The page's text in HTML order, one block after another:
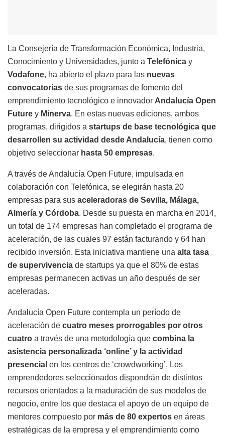
La Consejería de Transformación Económica, Industria,
Conocimiento y Universidades, junto a Telefónica y
Vodafone, ha abierto el plazo para las nuevas
convocatorias de sus programas de fomento del
emprendimiento tecnológico e innovador Andalucía Open
Future y Minerva. En estas nuevas ediciones, ambos
programas, dirigidos a startups de base tecnológica que
desarrollen su actividad desde Andalucía, tienen como
objetivo seleccionar hasta 50 empresas.
A través de Andalucía Open Future, impulsada en
colaboración con Telefónica, se elegirán hasta 20
empresas para sus aceleradoras de Sevilla, Málaga,
Almería y Córdoba. Desde su puesta en marcha en 2014,
un total de 174 empresas han completado el programa de
aceleración, de las cuales 97 están facturando y 64 han
recibido inversión. Esta iniciativa mantiene una alta tasa
de supervivencia de startups ya que el 80% de estas
empresas permanecen activas un año después de ser
aceleradas.
Andalucía Open Future contempla un período de
aceleración de cuatro meses prorrogables por otros
cuatro a través de una metodología que combina la
asistencia personalizada ‘online’ y la actividad
presencial en los centros de ‘crowdworking’. Los
emprendedores seleccionados dispondrán de distintos
recursos orientados a la maduración de sus modelos de
negocio, entre los que destaca el apoyo de un equipo de
mentores compuesto por más de 80 expertos en áreas
estratégicas de la empresa y el emprendimiento como